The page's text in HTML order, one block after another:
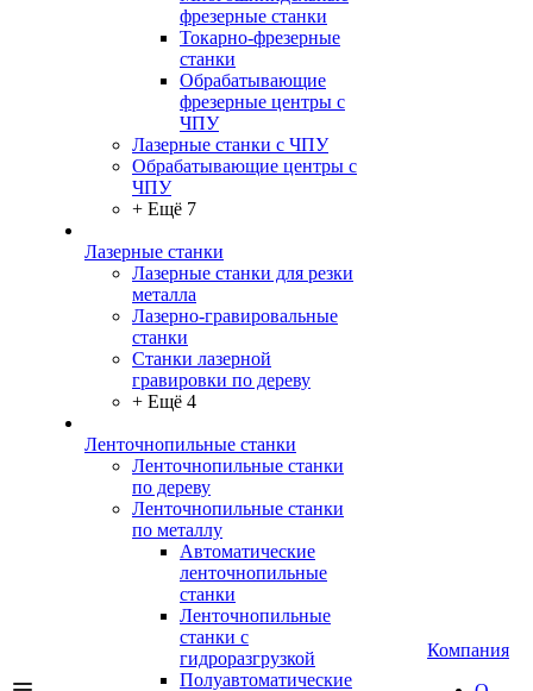
фрезерные станки
Токарно-фрезерные
станки
Обрабатывающие
фрезерные центры с
ЧПУ
Лазерные станки с ЧПУ
Обрабатывающие центры с
ЧПУ
+ Ещё 7
Лазерные станки
Лазерные станки для резки
металла
Лазерно-гравировальные
станки
Станки лазерной
гравировки по дереву
+ Ещё 4
Ленточнопильные станки
Ленточнопильные станки
по дереву
Ленточнопильные станки
по металлу
Автоматические
ленточнопильные
станки
Ленточнопильные
станки с
гидроразгрузкой
Полуавтоматические
Компания